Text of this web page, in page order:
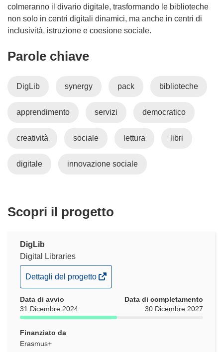
colmeranno il divario digitale, trasformando le biblioteche
non solo in centri digitali dinamici, ma anche in centri di
inclusività, istruzione e coesione sociale.
Parole chiave
DigLib synergy pack biblioteche
apprendimento servizi democratico
creatività sociale lettura libri
digitale innovazione sociale
Scopri il progetto
DigLib
Digital Libraries
(si
apre
in
una
finestra)
Dettagli del progetto
Data di avvio
31 Dicembre 2024
Data di completamento
30 Dicembre 2027
Finanziato da
Erasmus+